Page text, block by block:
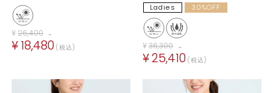
¥26,400 →
¥18,480 税込
Ladies 30%OFF
¥36,300 →
¥25,410 税込